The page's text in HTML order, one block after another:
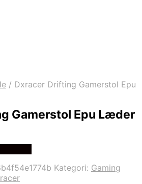
/ Dxracer Drifting Gamerstol Epu
Gamerstol Epu Læder
Kategori: Gaming